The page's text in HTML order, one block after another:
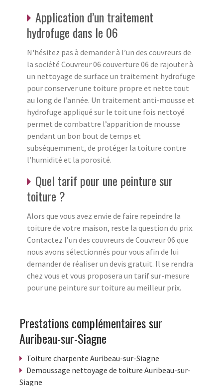
Application d’un traitement
hydrofuge dans le 06
N'hésitez pas à demander à l’un des couvreurs de
la société Couvreur 06 couverture 06 de rajouter à
un nettoyage de surface un traitement hydrofuge
pour conserver une toiture propre et nette tout
au long de l’année. Un traitement anti-mousse et
hydrofuge appliqué sur le toit une fois nettoyé
permet de combattre l’apparition de mousse
pendant un bon bout de temps et
subséquemment, de protéger la toiture contre
l’humidité et la porosité.
Quel tarif pour une peinture sur
toiture ?
Alors que vous avez envie de faire repeindre la
toiture de votre maison, reste la question du prix.
Contactez l’un des couvreurs de Couvreur 06 que
nous avons sélectionnés pour vous afin de lui
demander de réaliser un devis gratuit. Il se rendra
chez vous et vous proposera un tarif sur-mesure
pour une peinture sur toiture au meilleur prix.
Prestations complémentaires sur
Auribeau-sur-Siagne
Toiture charpente Auribeau-sur-Siagne
Demoussage nettoyage de toiture Auribeau-sur-
Siagne